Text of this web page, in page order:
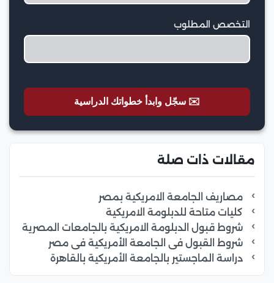
التخصص المطلوب
✉️ سجّل وابدأ خطواتك الدراسية
مقالات ذات صلة
مصاريف الجامعة الامريكية بمصر
كليات متاحة للدبلومة الامريكية
شروط قبول الدبلومة الامريكية بالجامعات المصرية
شروط القبول فى الجامعة الأمريكية فى مصر
دراسة الماجستير بالجامعة الأمريكية بالقاهرة